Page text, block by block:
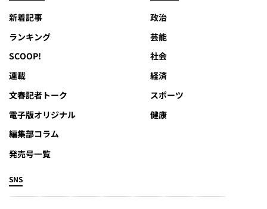
新着記事
ランキング
SCOOP!
連載
文春記者トーク
電子版オリジナル
編集部コラム
発売号一覧
政治
芸能
社会
経済
スポーツ
健康
SNS